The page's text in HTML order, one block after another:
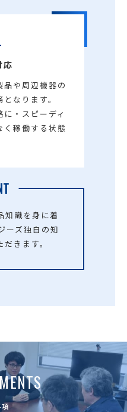
応
品や周辺機器の
なります。
・スピーディ
く稼働する状態
知識を身に着
ーズ独自の知
きます。